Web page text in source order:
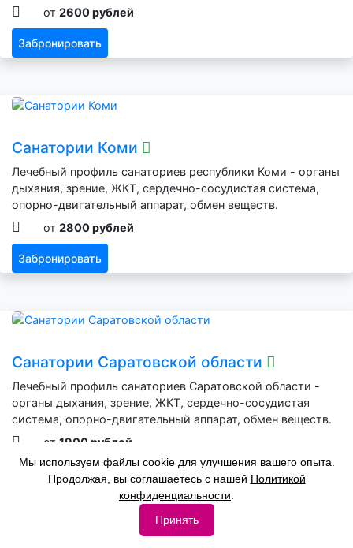
от 2600 рублей
Забронировать
Санатории Коми
Лечебный профиль санаториев республики Коми - органы
дыхания, зрение, ЖКТ, сердечно-сосудистая система,
опорно-двигательный аппарат, обмен веществ.
от 2800 рублей
Забронировать
Санатории Саратовской области
Лечебный профиль санаториев Саратовской области -
органы дыхания, зрение, ЖКТ, сердечно-сосудистая
система, опорно-двигательный аппарат, обмен веществ.
от 1900 рублей
Забронировать
Мы используем файлы cookie для улучшения вашего опыта.
Продолжая, вы соглашаетесь с нашей Политикой
конфиденциальности
Принять